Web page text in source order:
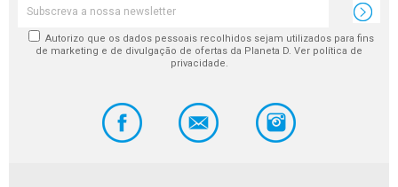
Autorizo que os dados pessoais recolhidos sejam utilizados para fins
de marketing e de divulgação de ofertas da Planeta D. Ver política de
privacidade.